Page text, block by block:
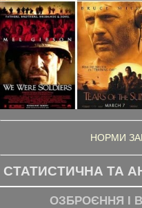
НОРМИ
СТАТИСТИЧНА ТА
ОЗБРОЄННЯ І